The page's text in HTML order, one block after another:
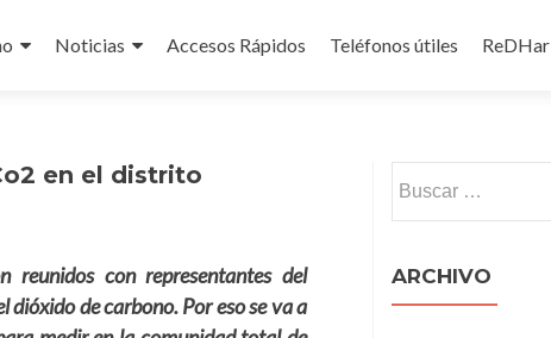
Noticias Accesos Rápidos Teléfonos útiles ReDHar
en el distrito
reunidos con representantes del
de carbono. Por eso se va a
ARCHIVO